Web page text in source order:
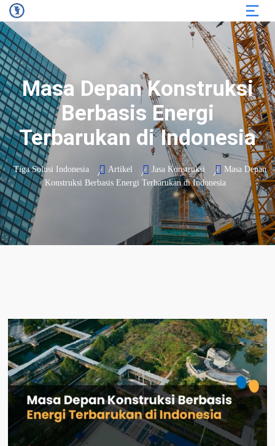
Masa Depan Konstruksi
Berbasis Energi
Terbarukan di Indonesia
Tiga Solusi Indonesia Artikel Jasa Konstruksi
Masa Depan
Konstruksi Berbasis Energi Terbarukan di Indonesia